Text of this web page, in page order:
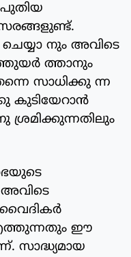
പുതിയ
നും അവിടെ
ത്താനും
സാധിക്കു ന്ന
കുടിയേറാന്‍
എത്തുന്നതും ഈ
സാദ്ധ്യമായ